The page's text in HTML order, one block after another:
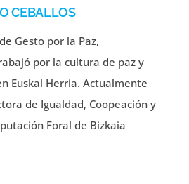
CEBALLOS
Gesto por la Paz,
por la cultura de paz y
Euskal Herria. Actualmente
de Igualdad, Coopeación y
Foral de Bizkaia